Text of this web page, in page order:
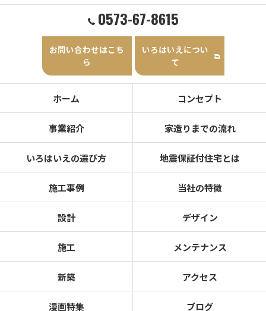
0573-67-8615
お問い合わせはこち
ら
いろはいえについ
て
ホーム コンセプト
事業紹介 家造りまでの流れ
いろはいえの選び方 地震保証付住宅とは
施工事例 当社の特徴
設計 デザイン
施工 メンテナンス
新築 アクセス
漫画特集 ブログ